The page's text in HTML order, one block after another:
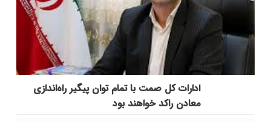
ادارات کل صمت با تمام توان پیگیر راه‌اندازی
معادن راکد خواهند بود